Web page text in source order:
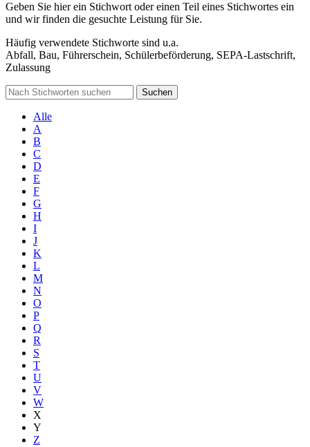
Geben Sie hier ein Stichwort oder einen Teil eines Stichwortes ein
und wir finden die gesuchte Leistung für Sie.
Häufig verwendete Stichworte sind u.a.
Abfall, Bau, Führerschein, Schülerbeförderung, SEPA-Lastschrift,
Zulassung
Suchen
Alle
A
B
C
D
E
F
G
H
I
J
K
L
M
N
O
P
Q
R
S
T
U
V
W
X
Y
Z